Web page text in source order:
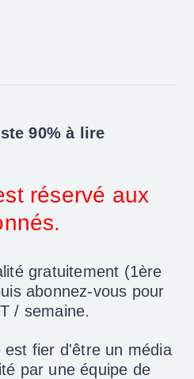
90% à lire
réservé aux
gratuitement (1ère
abonnez-vous pour
/ semaine.
est fier d'être un média
par une équipe de